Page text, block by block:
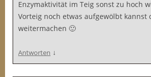
Enzymaktivität im Teig sonst zu hoch
Vorteig noch etwas aufgewölbt kannst
weitermachen 🙂
Antworten ↓